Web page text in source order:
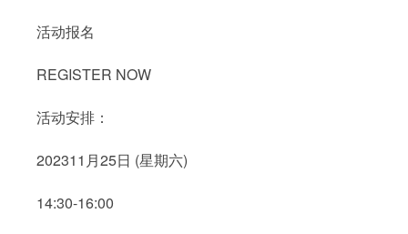
活动报名
REGISTER NOW
活动安排：
202311月25日 (星期六)
14:30-16:00